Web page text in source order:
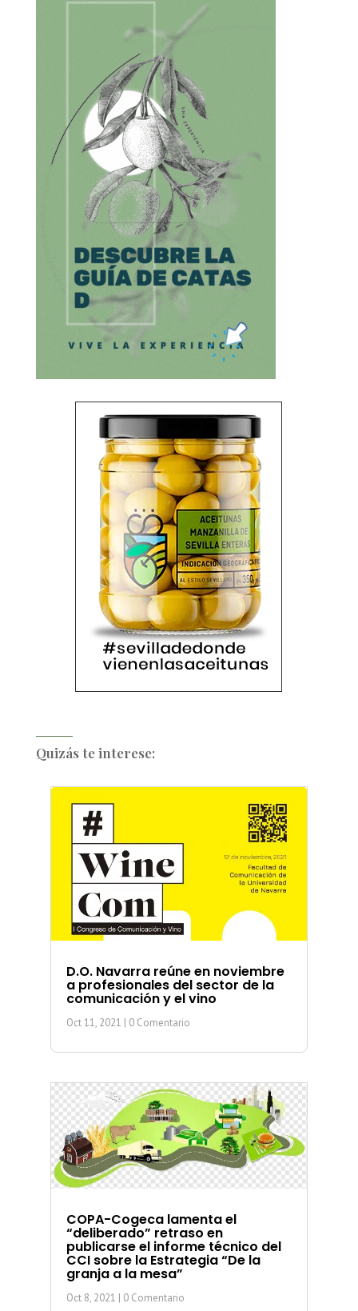
Quizás te interese:
D.O. Navarra reúne en noviembre
a profesionales del sector de la
comunicación y el vino
Oct 11, 2021 | 0 Comentario
COPA-Cogeca lamenta el
“deliberado” retraso en
publicarse el informe técnico del
CCI sobre la Estrategia “De la
granja a la mesa”
Oct 8, 2021 | 0 Comentario